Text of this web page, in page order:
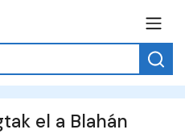
el a Blahán